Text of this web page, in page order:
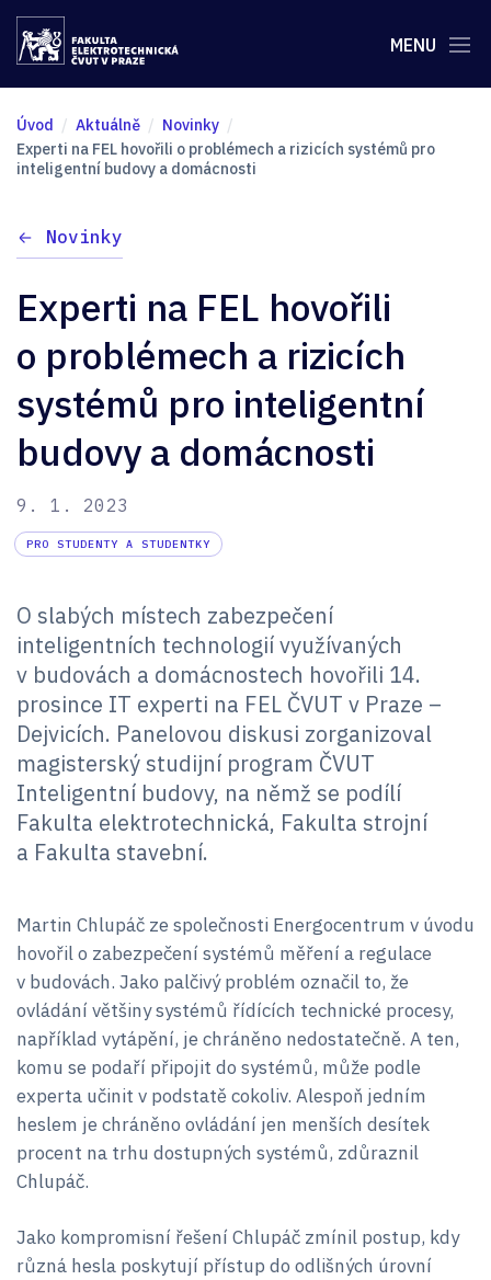
MENU
Úvod Aktuálně
Novinky
Experti na FEL hovořili o problémech a rizicích systémů pro
inteligentní budovy a domácnosti
Novinky
Experti na FEL hovořili
o problémech a rizicích
systémů pro inteligentní
budovy a domácnosti
9. 1. 2023
PRO STUDENTY A STUDENTKY
O slabých místech zabezpečení
inteligentních technologií využívaných
v budovách a domácnostech hovořili 14.
prosince IT experti na FEL ČVUT v Praze –
Dejvicích. Panelovou diskusi zorganizoval
magisterský studijní program ČVUT
Inteligentní budovy, na němž se podílí
Fakulta elektrotechnická, Fakulta strojní
a Fakulta stavební.
Martin Chlupáč ze společnosti Energocentrum v úvodu
hovořil o zabezpečení systémů měření a regulace
v budovách. Jako palčivý problém označil to, že
ovládání většiny systémů řídících technické procesy,
například vytápění, je chráněno nedostatečně. A ten,
komu se podaří připojit do systémů, může podle
experta učinit v podstatě cokoliv. Alespoň jedním
heslem je chráněno ovládání jen menších desítek
procent na trhu dostupných systémů, zdůraznil
Chlupáč.
Jako kompromisní řešení Chlupáč zmínil postup, kdy
různá hesla poskytují přístup do odlišných úrovní